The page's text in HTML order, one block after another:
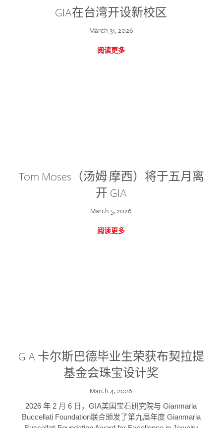
GIA在台湾开设新校区
March 31, 2026
阅读更多
Tom Moses（汤姆·摩西）将于五月离
开 GIA
March 5, 2026
阅读更多
GIA 卡尔斯巴德毕业生荣获布契拉提
基金会珠宝设计奖
March 4, 2026
2026 年 2 月 6 日，GIA美国宝石研究院与 Gianmaria
Buccellati Foundation联合颁发了第九届年度 Gianmaria